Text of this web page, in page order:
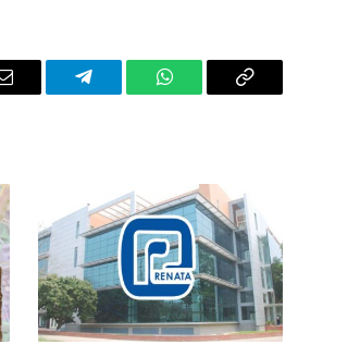
Email Telegram WhatsAppCopy